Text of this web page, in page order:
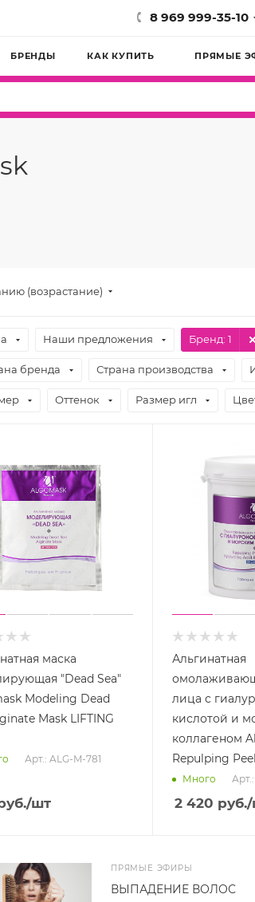
8 969 999-35-10
БРЕНДЫ КАК КУПИТЬ ПРЯМЫЕ
(возрастание)
Наши предложения Бренд: 1
бренда Страна производства
Оттенок Размер игл
маска
"Dead Sea"
Modeling Dead
Mask LIFTING
Арт.: ALG-M-781
/шт
Альгинатная
лица с
кислотой и
коллагеном
Repulping
Много
2 420 руб./
ПРЯМЫЕ ЭФИРЫ
ВЫПАДЕНИЕ ВОЛОС